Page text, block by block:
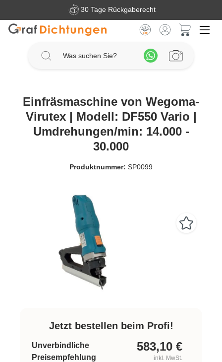
Zum Hauptinhalt springen30 Tage Rückgaberecht
Einfräsmaschine von Wegoma-
Virutex | Modell: DF550 Vario |
Umdrehungen/min: 14.000 -
30.000
Produktnummer: SP0099
Jetzt bestellen beim Profi!
Unverbindliche
Preisempfehlung
583,10 €
inkl. MwSt.